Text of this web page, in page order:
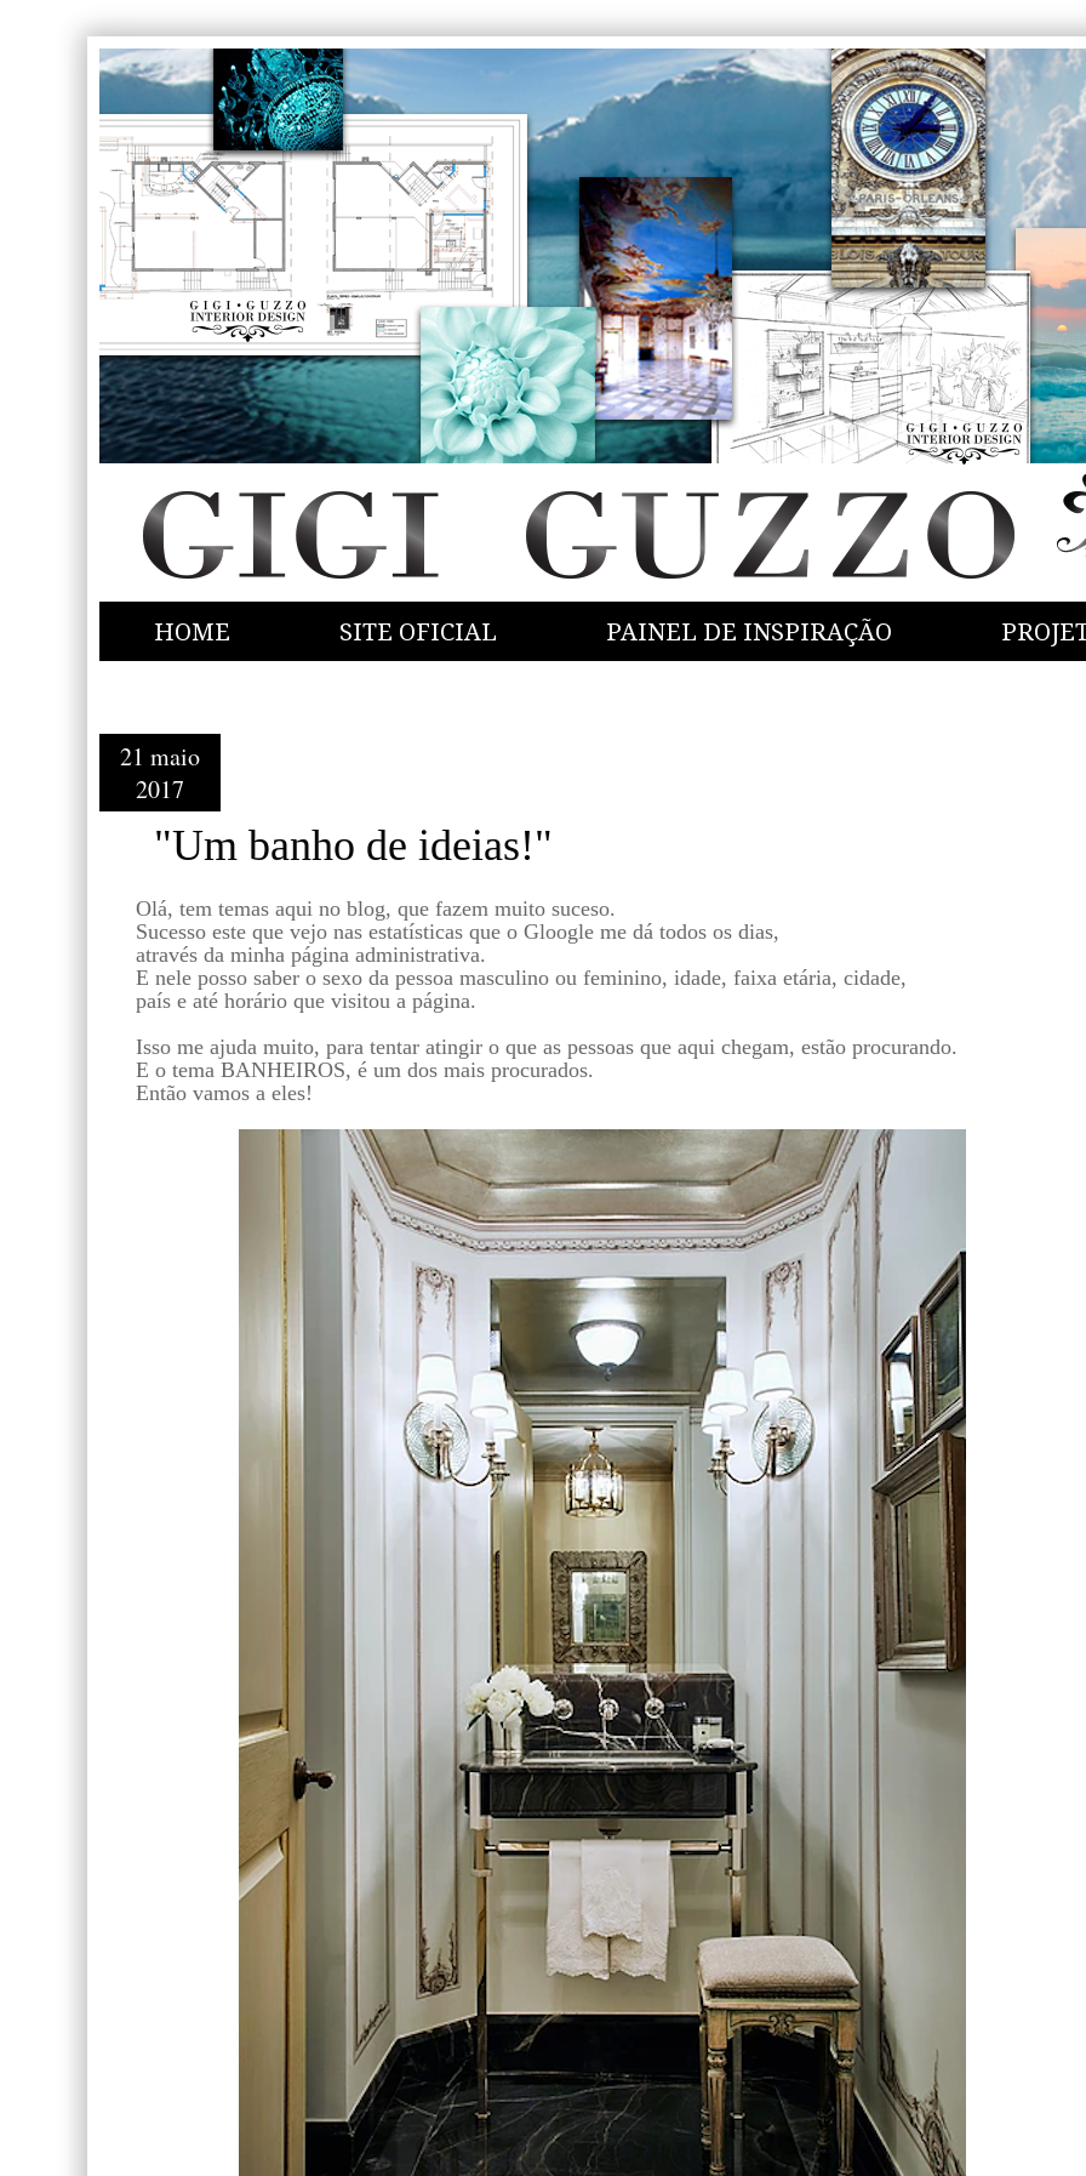
HOME SITE OFICIAL PAINEL DE INSPIRAÇÃO
21 maio
2017
"Um banho de ideias!"
Olá, tem temas aqui no blog, que fazem muito suceso.
Sucesso este que vejo nas estatísticas que o Gloogle me dá todos os dias,
através da minha página administrativa.
E nele posso saber o sexo da pessoa masculino ou feminino, idade, faixa etária, cidade,
país e até horário que visitou a página.
Isso me ajuda muito, para tentar atingir o que as pessoas que aqui chegam, estão procurando.
E o tema BANHEIROS, é um dos mais procurados.
Então vamos a eles!